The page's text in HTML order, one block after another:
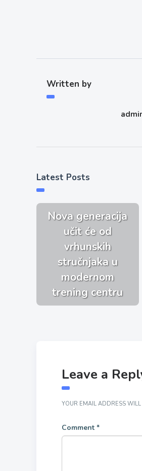
Written by
Latest Posts
Nova generacija
učit će od
vrhunskih
stručnjaka u
modernom
trening centru
Leave a
YOUR EMAIL ADDRESS
Comment *